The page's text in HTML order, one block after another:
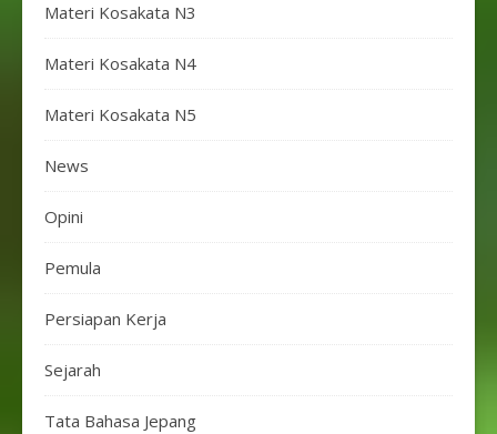
Materi Kosakata N3
Materi Kosakata N4
Materi Kosakata N5
News
Opini
Pemula
Persiapan Kerja
Sejarah
Tata Bahasa Jepang